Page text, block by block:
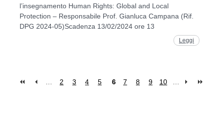
l’insegnamento Human Rights: Global and Local
Protection – Responsabile Prof. Gianluca Campana (Rif.
DPG 2024-05)Scadenza 13/02/2024 ore 13
Leggi
2 3 4 5 6 7 8 9 10